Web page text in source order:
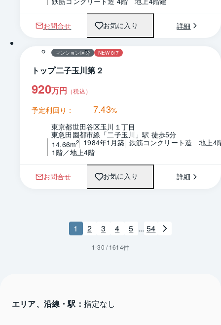
お問合せ お気に入り 詳細
1 / 0
マンション区分 NEW 8/7
トップ二子玉川第２
920万円 （税込）
予定利回り： 7.43%
東京都世田谷区玉川１丁目
東急田園都市線「二子玉川」駅 徒歩5分
14.66m2 1984年1月築 鉄筋コンクリート造　地上4
1階／地上4階
お問合せ お気に入り 詳細
1 2 3 4 5 ... 54
1-30 /1614件
エリア、沿線・駅： 指定なし